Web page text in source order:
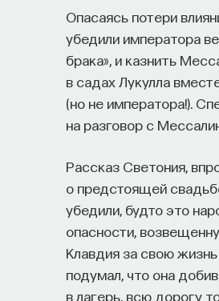
Опасаясь потери
убедили императора
брака», и казнить
в садах Лукулла
(но не императора!).
на разговор с
Рассказ Светония,
о предстоящей
убедили, будто это
опасности,
Клавдия за свою
подумал, что она
в лагерь, всю дорогу